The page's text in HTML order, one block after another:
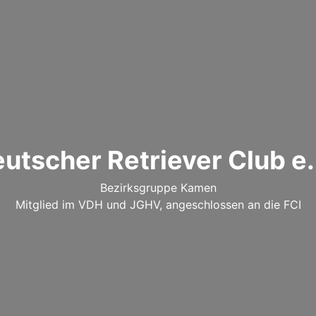
Retriever Club
Bezirksgruppe Kamen
Mitglied im VDH und JGHV, angeschlossen an die FCI